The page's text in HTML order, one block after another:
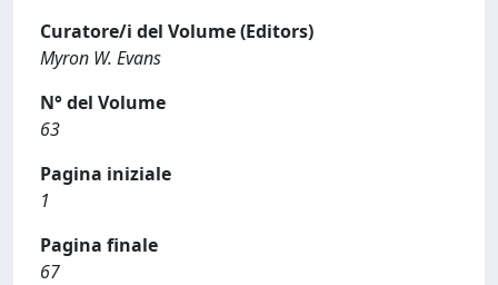
Curatore/i del Volume (Editors)
Myron W. Evans
N° del Volume
63
Pagina iniziale
1
Pagina finale
67